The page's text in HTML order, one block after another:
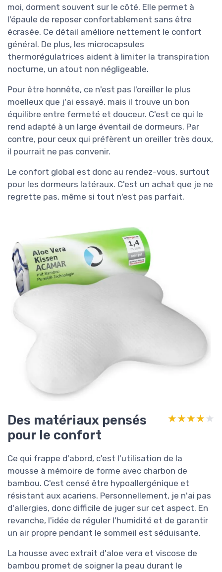
moi, dorment souvent sur le côté. Elle permet à
l'épaule de reposer confortablement sans être
écrasée. Ce détail améliore nettement le confort
général. De plus, les microcapsules
thermorégulatrices aident à limiter la transpiration
nocturne, un atout non négligeable.
Pour être honnête, ce n'est pas l'oreiller le plus
moelleux que j'ai essayé, mais il trouve un bon
équilibre entre fermeté et douceur. C'est ce qui le
rend adapté à un large éventail de dormeurs. Par
contre, pour ceux qui préfèrent un oreiller très doux,
il pourrait ne pas convenir.
Le confort global est donc au rendez-vous, surtout
pour les dormeurs latéraux. C'est un achat que je ne
regrette pas, même si tout n'est pas parfait.
Des matériaux pensés
pour le confort
★★★★★
★★★★★
Ce qui frappe d'abord, c'est l'utilisation de la
mousse à mémoire de forme avec charbon de
bambou. C'est censé être hypoallergénique et
résistant aux acariens. Personnellement, je n'ai pas
d'allergies, donc difficile de juger sur cet aspect. En
revanche, l'idée de réguler l'humidité et de garantir
un air propre pendant le sommeil est séduisante.
La housse avec extrait d'aloe vera et viscose de
bambou promet de soigner la peau durant le